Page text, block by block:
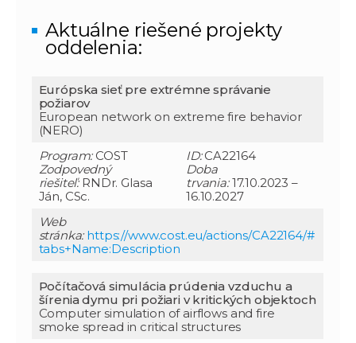
Aktuálne riešené projekty
oddelenia:
Európska sieť pre extrémne správanie
požiarov
European network on extreme fire behavior
(NERO)
Program:COST
Zodpovedný
riešiteľ:RNDr. Glasa
Ján, CSc.
ID:CA22164
Doba
trvania:17.10.2023 –
16.10.2027
Web
stránka: https://www.cost.eu/actions/CA22164/#
tabs+Name:Description
Počítačová simulácia prúdenia vzduchu a
šírenia dymu pri požiari v kritických objektoch
Computer simulation of airflows and fire
smoke spread in critical structures